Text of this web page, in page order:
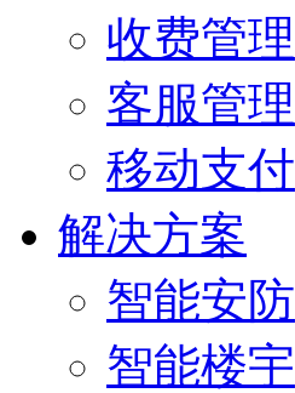
收费管理
客服管理
移动支付
解决方案
智能安防
智能楼宇